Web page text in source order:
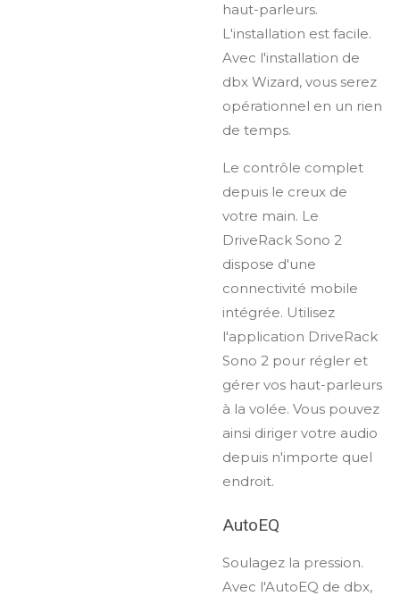
haut-parleurs.
L'installation est facile.
Avec l'installation de
dbx Wizard, vous serez
opérationnel en un rien
de temps.
Le contrôle complet
depuis le creux de
votre main. Le
DriveRack Sono 2
dispose d'une
connectivité mobile
intégrée. Utilisez
l'application DriveRack
Sono 2 pour régler et
gérer vos haut-parleurs
à la volée. Vous pouvez
ainsi diriger votre audio
depuis n'importe quel
endroit.
AutoEQ
Soulagez la pression.
Avec l'AutoEQ de dbx,